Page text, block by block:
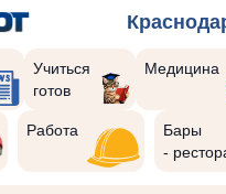
Учиться
готов
Медицина
Работа
Бары
-